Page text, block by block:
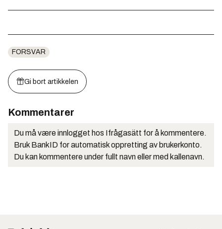
FORSVAR
Gi bort artikkelen
Kommentarer
Du må være innlogget hos Ifrågasätt for å kommentere.
Bruk BankID for automatisk oppretting av brukerkonto.
Du kan kommentere under fullt navn eller med kallenavn.